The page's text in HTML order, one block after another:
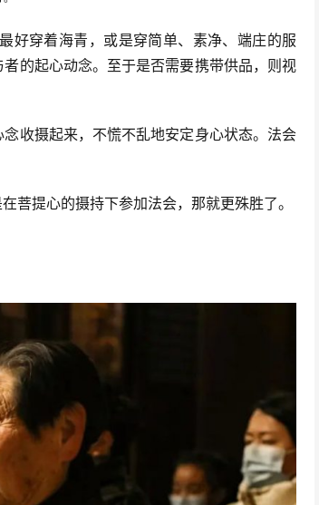
好穿着海青，或是穿简单、素净、端庄的服
的起心动念。至于是否需要携带供品，则视
收摄起来，不慌不乱地安定身心状态。法会
菩提心的摄持下参加法会，那就更殊胜了。